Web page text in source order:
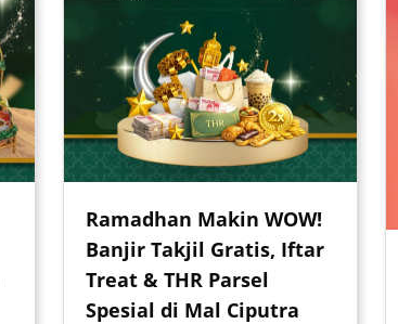
Ramadhan Makin WOW!
Banjir Takjil Gratis, Iftar
Treat & THR Parsel
Spesial di Mal Ciputra